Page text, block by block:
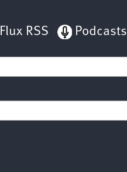
Flux RSS Podcasts